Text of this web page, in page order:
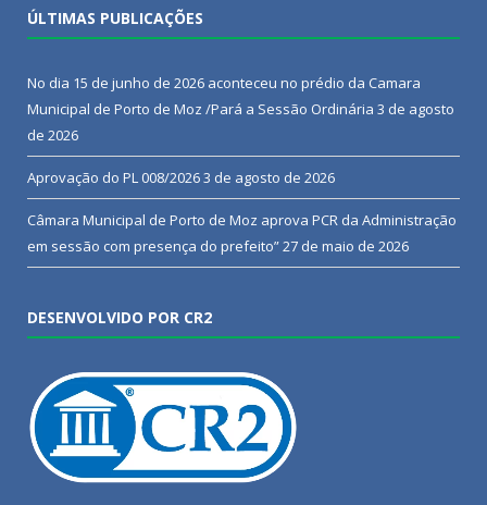
ÚLTIMAS PUBLICAÇÕES
No dia 15 de junho de 2026 aconteceu no prédio da Camara
Municipal de Porto de Moz /Pará a Sessão Ordinária 3 de agosto
de 2026
Aprovação do PL 008/20263 de agosto de 2026
Câmara Municipal de Porto de Moz aprova PCR da Administração
em sessão com presença do prefeito”27 de maio de 2026
DESENVOLVIDO POR CR2